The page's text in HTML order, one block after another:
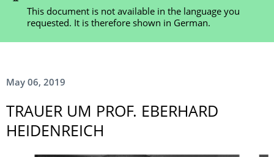
This document is not available in the language you
requested. It is therefore shown in German.
May 06, 2019
TRAUER UM PROF. EBERHARD
HEIDENREICH